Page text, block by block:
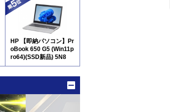
HP 【即納パソコン】Pr
oBook 650 G5 (Win11p
ro64)(SSD新品) 5N8
※テンキー付